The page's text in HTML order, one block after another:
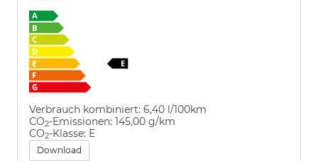
Verbrauch kombiniert: 6,40 l/100km
CO2-Emissionen: 145,00 g/km
CO2-Klasse: E
Download